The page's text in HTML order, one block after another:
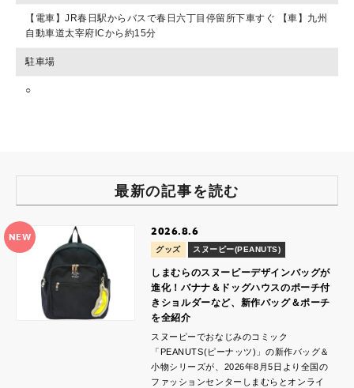
【電車】JR春日駅からバスで春日六丁目停留所下車すぐ 【車】九州
自動車道太宰府ICから約15分
駐車場
○
最新の記事を読む
NEW 2026.8.6
グッズ スヌーピー(PEANUTS)
しまむらのスヌーピーデザインバッグが
進化！バナナ＆ドッグハウスのポーチ付
きショルダーなど、新作バッグ＆ポーチ
を全紹介
スヌーピーでおなじみのコミック
「PEANUTS(ピーナッツ)」の新作バッグ＆
小物シリーズが、2026年8月5日より全国の
ファッションセンターしまむらとオンライ